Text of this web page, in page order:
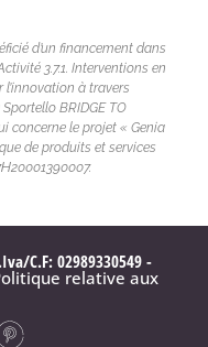
d’un financement dans
3.7.1. Interventions en
à travers
BRIDGE TO
concerne le projet « Genia
de produits et services
C.F: 02989330549 -
relative aux